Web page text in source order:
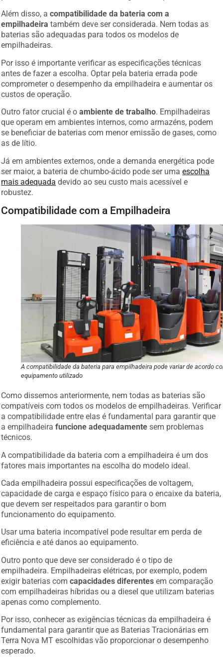
Além disso, acompatibilidade da bateria com a
empilhadeira também deve ser considerada. Nem todas as
baterias são adequadas para todos os modelos de
empilhadeiras.
Por isso é importante verificar as especificações técnicas
antes de fazer a escolha. Optar pela bateria errada pode
comprometer o desempenho da empilhadeira e aumentar os
custos de operação.
Outro fator crucial é oambiente de trabalho. Empilhadeiras
que operam em ambientes internos, como armazéns, podem
se beneficiar de baterias com menor emissão de gases, como
as de lítio.
Já em ambientes externos, onde a demanda energética pode
ser maior, a bateria de chumbo-ácido pode ser umaescolha
mais adequada devido ao seu custo mais acessível e
robustez.
Compatibilidade com a Empilhadeira
A compatibilidade da bateria para empilhadeira pode variar de acordo
equipamento utilizado
Como dissemos anteriormente, nem todas as baterias são
compatíveis com todos os modelos de empilhadeiras. Verificar
a compatibilidade entre elas é fundamental para garantir que
a empilhadeirafuncione adequadamente sem problemas
técnicos.
A compatibilidade da bateria com a empilhadeira é um dos
fatores mais importantes na escolha do modelo ideal.
Cada empilhadeira possui especificações de voltagem,
capacidade de carga e espaço físico para o encaixe da bateria,
que devem ser respeitados para garantir o bom
funcionamento do equipamento.
Usar uma bateria incompatível pode resultar em perda de
eficiência e até danos ao equipamento.
Outro ponto que deve ser considerado é o tipo de
empilhadeira. Empilhadeiras elétricas, por exemplo, podem
exigir baterias comcapacidades diferentes em comparação
com empilhadeiras híbridas ou a diesel que utilizam baterias
apenas como complemento.
Por isso, conhecer as exigências técnicas da empilhadeira é
fundamental para garantir que as Baterias Tracionárias em
Terra Nova MT escolhidas vão proporcionar o desempenho
esperado.